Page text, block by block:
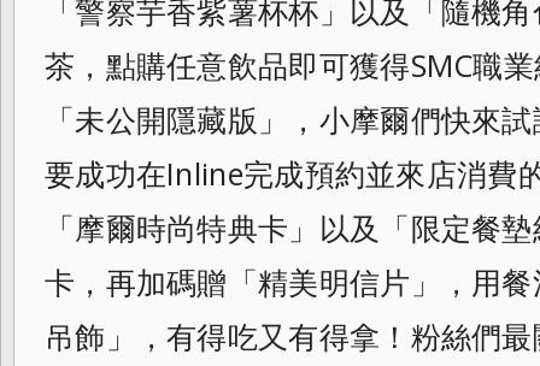
「警察芋香紫薯杯杯」 以及「隨機
茶，點購任意飲品即可獲得SMC職
「未公開隱藏版」， 小摩爾們快來
要成功在Inline完成預約並來店消費
「摩爾時尚特典卡」以及「限定餐
卡，再加碼贈「精美明信片」，用
吊飾」，有得吃又有得拿！粉絲們